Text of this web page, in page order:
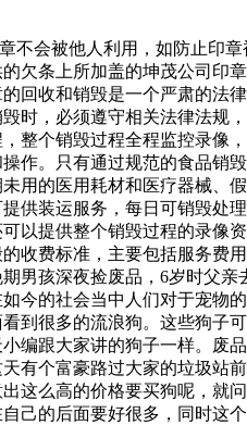
购置费用：这是过期食品
环境。高空抛物不仅是不
路影响居民通行，更破坏了
购站限期清理并撤离。（呼
不会被他人利用，如防止印
欠条上所加盖的坤茂公司印
回收和销毁是一个严肃的法
时，必须遵守相关法律法规
整个销毁过程全程监控录像
。只有通过规范的食品销
用的医用耗材和医疗器械、
供装运服务，每日可销毁处
以提供整个销毁过程的录像
收费标准，主要包括服务费
男孩深夜捡废品，6岁时父
今的社会当中人们对于宠物
到很多的流浪狗。这些狗子
编跟大家讲的狗子一样。废
个富豪路过大家的垃圾站
么高的价格要买狗呢，就
的后面要好很多，同时这